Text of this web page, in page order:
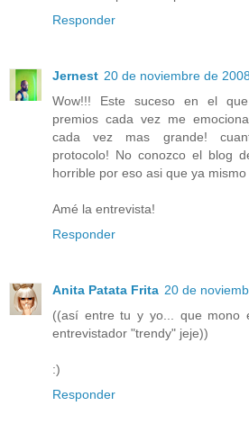
Responder
Jernest 20 de noviembre de
Wow!!! Este suceso en el
premios cada vez me
cada vez mas grande!
protocolo! No conozco el blog
horrible por eso asi que ya mismo
Amé la entrevista!
Responder
Anita Patata Frita 20 de
((así entre tu y yo... que mono
entrevistador "trendy" jeje))
:)
Responder